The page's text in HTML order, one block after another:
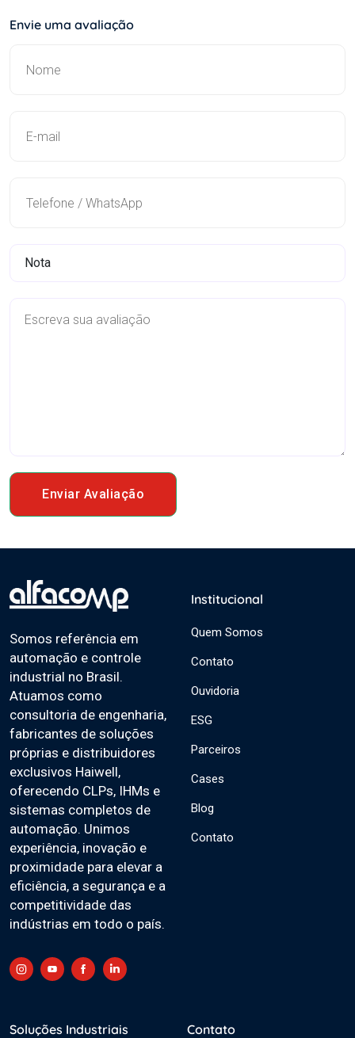
Envie uma avaliação
Enviar Avaliação
Somos referência em
automação e controle
industrial no Brasil.
Atuamos como
consultoria de engenharia,
fabricantes de soluções
próprias e distribuidores
exclusivos Haiwell,
oferecendo CLPs, IHMs e
sistemas completos de
automação. Unimos
experiência, inovação e
proximidade para elevar a
eficiência, a segurança e a
competitividade das
indústrias em todo o país.
Institucional
Quem Somos
Contato
Ouvidoria
ESG
Parceiros
Cases
Blog
Contato
Soluções Industriais Contato